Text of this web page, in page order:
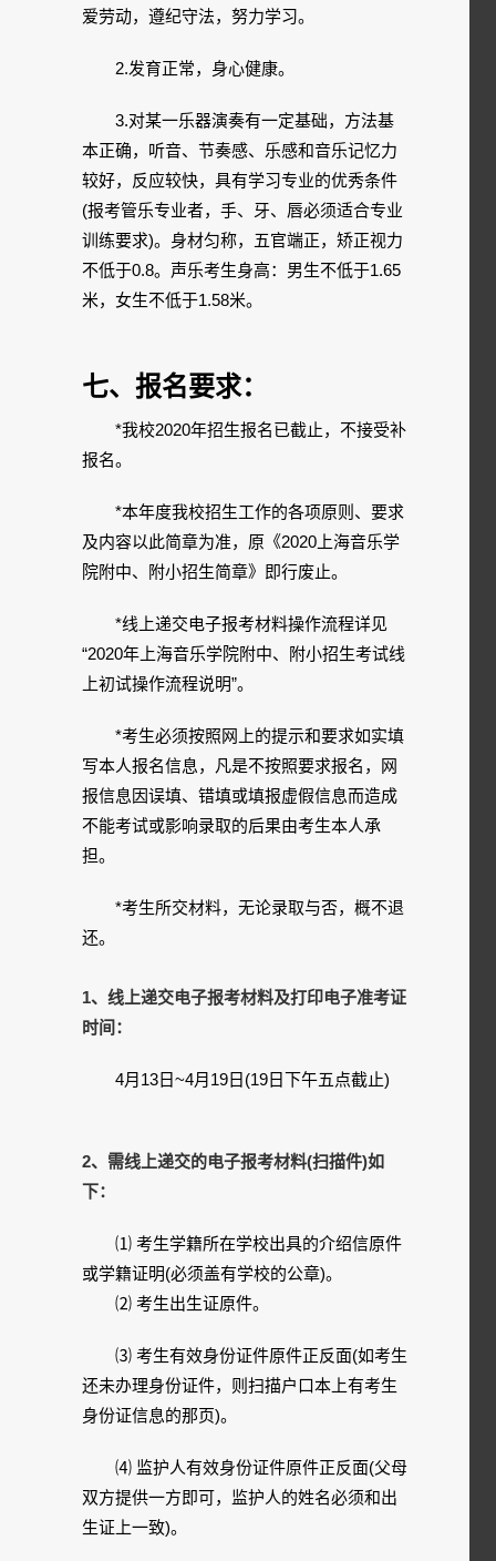
爱劳动，遵纪守法，努力学习。
2.发育正常，身心健康。
3.对某一乐器演奏有一定基础，方法基
本正确，听音、节奏感、乐感和音乐记忆力
较好，反应较快，具有学习专业的优秀条件
(报考管乐专业者，手、牙、唇必须适合专业
训练要求)。身材匀称，五官端正，矫正视力
不低于0.8。声乐考生身高：男生不低于1.65
米，女生不低于1.58米。
七、报名要求：
*我校2020年招生报名已截止，不接受补
报名。
*本年度我校招生工作的各项原则、要求
及内容以此简章为准，原《2020上海音乐学
院附中、附小招生简章》即行废止。
*线上递交电子报考材料操作流程详见
“2020年上海音乐学院附中、附小招生考试线
上初试操作流程说明”。
*考生必须按照网上的提示和要求如实填
写本人报名信息，凡是不按照要求报名，网
报信息因误填、错填或填报虚假信息而造成
不能考试或影响录取的后果由考生本人承
担。
*考生所交材料，无论录取与否，概不退
还。
1、线上递交电子报考材料及打印电子准考证
时间：
4月13日~4月19日(19日下午五点截止)
2、需线上递交的电子报考材料(扫描件)如
下：
⑴ 考生学籍所在学校出具的介绍信原件
或学籍证明(必须盖有学校的公章)。
⑵ 考生出生证原件。
⑶ 考生有效身份证件原件正反面(如考生
还未办理身份证件，则扫描户口本上有考生
身份证信息的那页)。
⑷ 监护人有效身份证件原件正反面(父母
双方提供一方即可，监护人的姓名必须和出
生证上一致)。